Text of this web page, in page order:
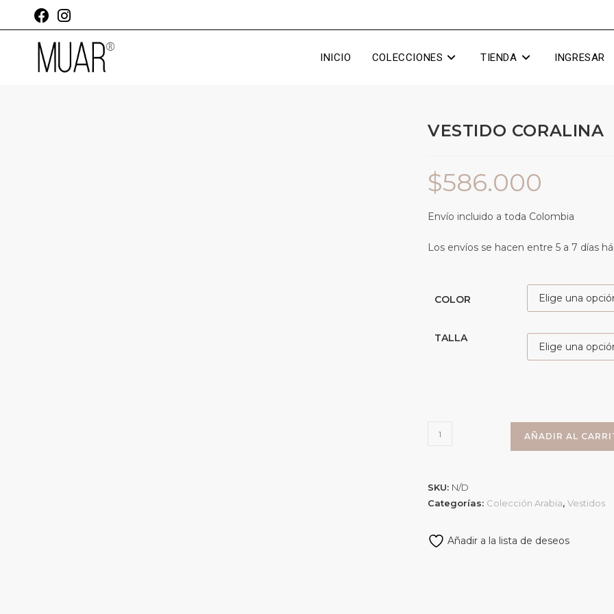
INICIO COLECCIONES TIENDA INGRESAR
VESTIDO CORALINA
$586.000
Envío incluido a toda Colombia
Los envíos se hacen entre 5 a 7 días
COLOR
TALLA
AÑADIR AL
SKU: N/D
Categorías: Colección Arabia, Vestidos
Añadir a la lista de deseos